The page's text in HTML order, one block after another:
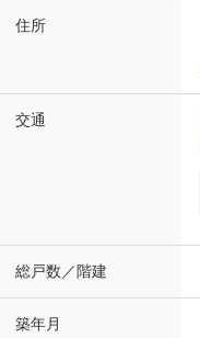
住所
交通
総戸数／階建
築年月